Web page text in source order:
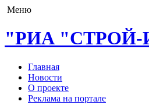
Меню
"РИА
Главная
Новости
О проекте
Реклама на портале